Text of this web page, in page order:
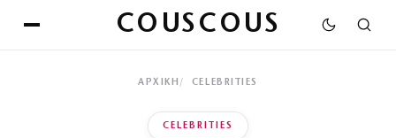
COUSCOUS
ΑΡΧΙΚΉ CELEBRITIES
CELEBRITIES